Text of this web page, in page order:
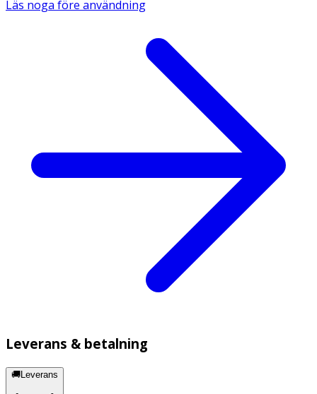
Läs noga före användning
Leverans & betalning
🚚Leverans